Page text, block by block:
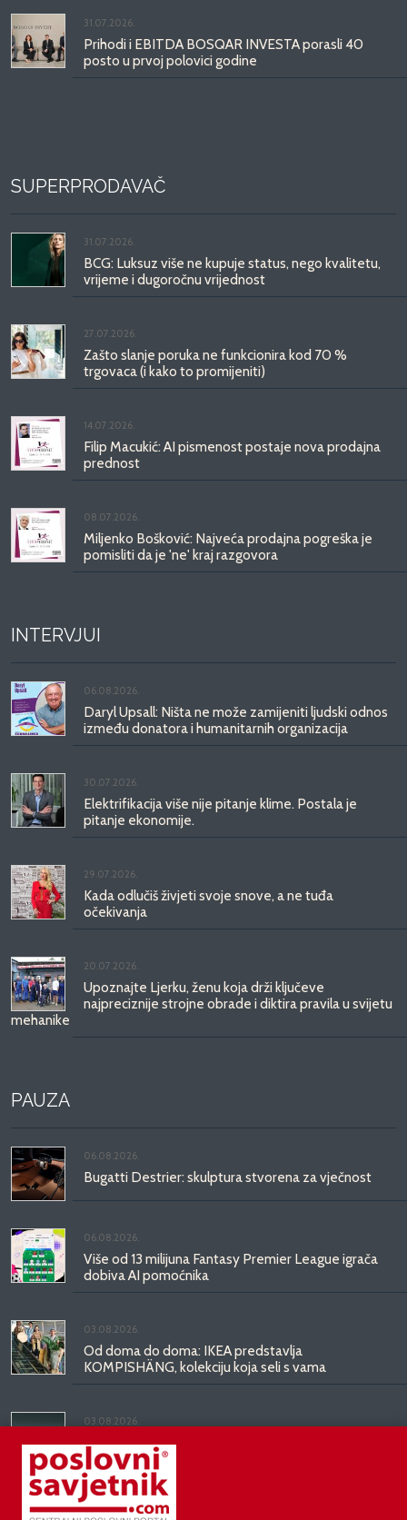
31.07.2026.
Prihodi i EBITDA BOSQAR INVESTA porasli 40
posto u prvoj polovici godine
SUPERPRODAVAČ
31.07.2026.
BCG: Luksuz više ne kupuje status, nego kvalitetu,
vrijeme i dugoročnu vrijednost
27.07.2026.
Zašto slanje poruka ne funkcionira kod 70 %
trgovaca (i kako to promijeniti)
14.07.2026.
Filip Macukić: AI pismenost postaje nova prodajna
prednost
08.07.2026.
Miljenko Bošković: Najveća prodajna pogreška je
pomisliti da je 'ne' kraj razgovora
INTERVJUI
06.08.2026.
Daryl Upsall: Ništa ne može zamijeniti ljudski odnos
između donatora i humanitarnih organizacija
30.07.2026.
Elektrifikacija više nije pitanje klime. Postala je
pitanje ekonomije.
29.07.2026.
Kada odlučiš živjeti svoje snove, a ne tuđa
očekivanja
20.07.2026.
Upoznajte Ljerku, ženu koja drži ključeve
najpreciznije strojne obrade i diktira pravila u svijetu
mehanike
PAUZA
06.08.2026.
Bugatti Destrier: skulptura stvorena za vječnost
06.08.2026.
Više od 13 milijuna Fantasy Premier League igrača
dobiva AI pomoćnika
03.08.2026.
Od doma do doma: IKEA predstavlja
KOMPISHÄNG, kolekciju koja seli s vama
03.08.2026.
Kineski BYD predstavio luksuznu limuzinu veću od
Mercedesove S-klase, obećava domet do 1.000
kilometara